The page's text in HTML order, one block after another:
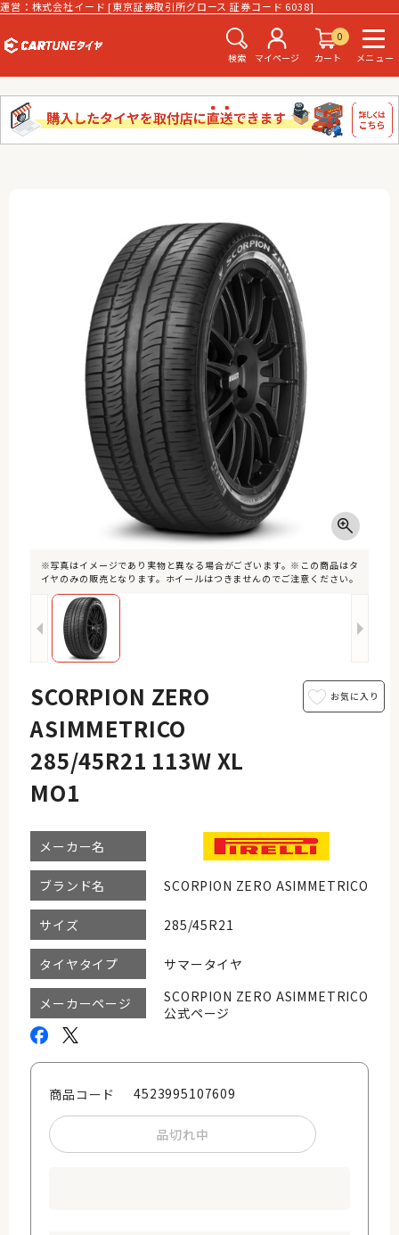
運営：株式会社イード [東京証券取引所グロース 証券コード 6038]
検索 マイページ
0
カート
メニュー
※写真はイメージであり実物と異なる場合がございます。※この商品はタ
イヤのみの販売となります。ホイールはつきませんのでご注意ください。
SCORPION ZERO
ASIMMETRICO
285/45R21 113W XL
MO1
メーカー名
ブランド名 SCORPION ZERO ASIMMETRICO
サイズ 285/45R21
タイヤタイプ サマータイヤ
メーカーページ
SCORPION ZERO ASIMMETRICO
公式ページ
商品コード 4523995107609
品切れ中